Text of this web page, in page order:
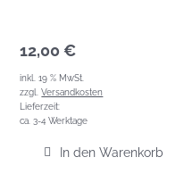
12,00 €
inkl. 19 % MwSt.
zzgl.Versandkosten
Lieferzeit:
ca. 3-4 Werktage
In den Warenkorb